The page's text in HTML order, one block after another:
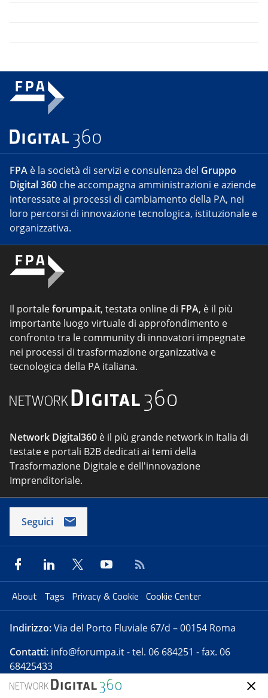
FPA è la società di servizi e consulenza del Gruppo
Digital 360 che accompagna amministrazioni e aziende
interessate ai processi di cambiamento della PA, nei
loro percorsi di innovazione tecnologica, istituzionale e
organizzativa.
Il portaleforumpa.it, testata online di FPA, è il più
importante luogo virtuale di approfondimento e
confronto tra le community di innovatori impegnate
nei processi di trasformazione organizzativa e
tecnologica della PA italiana.
Network Digital360 è il più grande network in Italia di
testate e portali B2B dedicati ai temi della
Trasformazione Digitale e dell'innovazione
Imprenditoriale.
Seguici
About Tags Privacy & Cookie Cookie Center
Indirizzo:Via del Porto Fluviale 67/d – 00154 Roma
Contatti: info@forumpa.it- tel. 06 684251 - fax. 06
68425433